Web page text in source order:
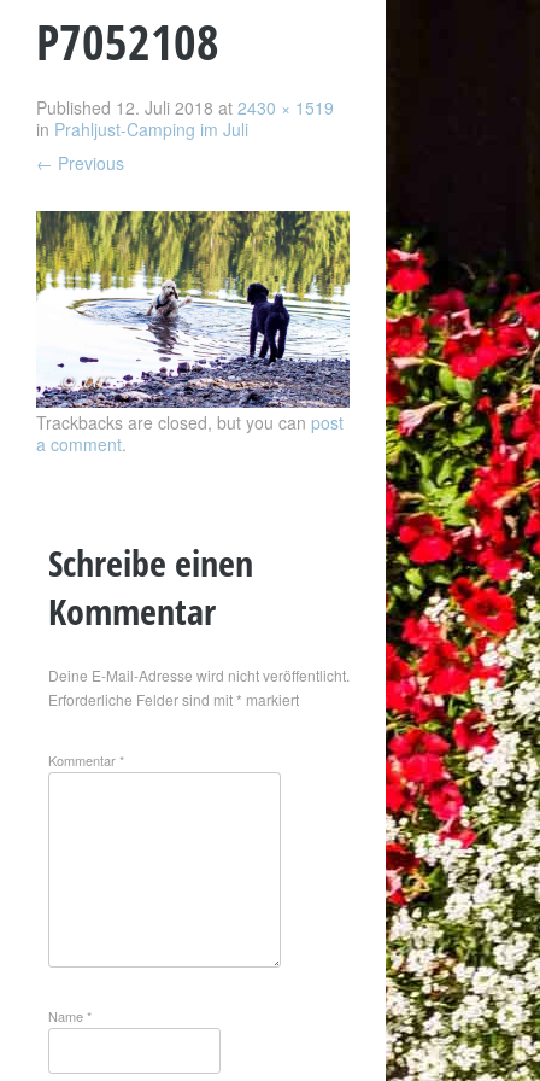
P7052108
Published 12. Juli 2018 at 2430 × 1519
in Prahljust-Camping im Juli
← Previous
Trackbacks are closed, but you can post
a comment.
Schreibe einen
Kommentar
Deine E-Mail-Adresse wird nicht veröffentlicht.
Erforderliche Felder sind mit* markiert
Kommentar*
Name*